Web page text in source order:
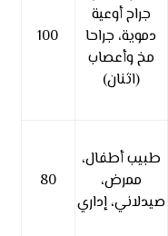
جراح أوعية
دموية، جراحا
مخ وأعصاب
(اثنان)
100
طبيب أطفال،
ممرض،
صيدلاني، إداري
80